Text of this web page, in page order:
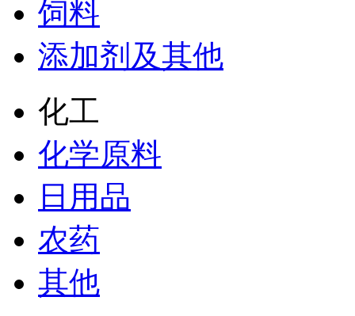
饲料
添加剂及其他
化工
化学原料
日用品
农药
其他